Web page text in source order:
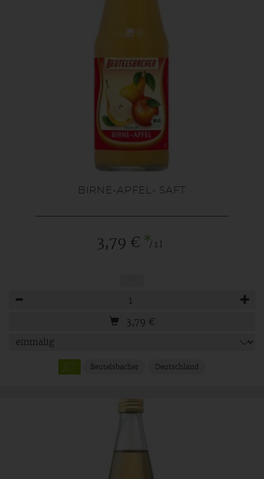
BIRNE-APFEL- SAFT
3,79 € */ 1 l
3,79 €
Beutelsbacher Deutschland